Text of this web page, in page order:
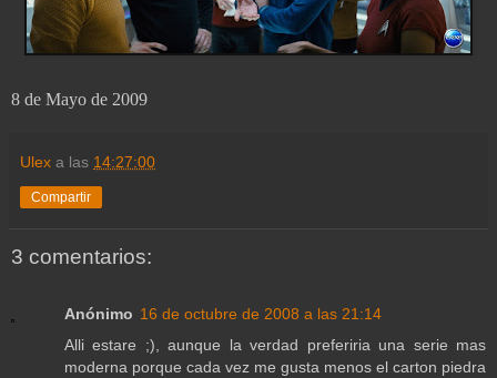
8 de Mayo de 2009
Ulex a las 14:27:00
Compartir
3 comentarios:
Anónimo 16 de octubre de 2008 a las 21:14
Alli estare ;), aunque la verdad preferiria una serie mas
moderna porque cada vez me gusta menos el carton piedra